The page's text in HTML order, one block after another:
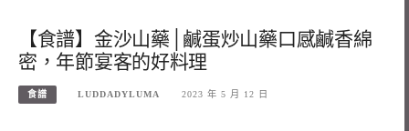
【食譜】金沙山藥│鹹蛋炒山藥口感鹹香綿
密，年節宴客的好料理
食譜 LUDDADYLUMA 2023 年 5 月 12 日